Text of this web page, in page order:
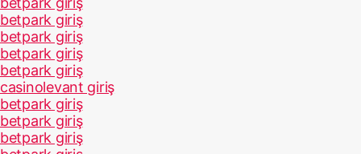
betpark giriş
betpark giriş
betpark giriş
betpark giriş
casinolevant giriş
betpark giriş
betpark giriş
betpark giriş